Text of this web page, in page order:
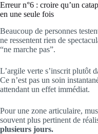
Erreur n°6 : croire qu’un
en une seule fois
Beaucoup de personnes
ne ressentent rien de
“ne marche pas”.
L’argile verte s’inscrit plutôt
Ce n’est pas un soin
attendant un effet immédiat.
Pour une zone articulaire,
souvent plus pertinent de
plusieurs jours.